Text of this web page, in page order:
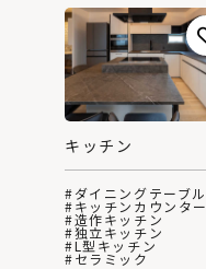
キッチン
#ダイニングテーブル
#キッチンカウンター
#造作キッチン
#独立キッチン
#L型キッチン
#セラミック